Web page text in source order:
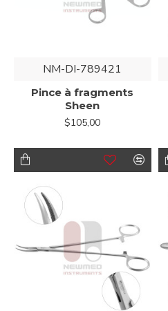
NM-DI-789421
Pince à fragments
Sheen
$105,00